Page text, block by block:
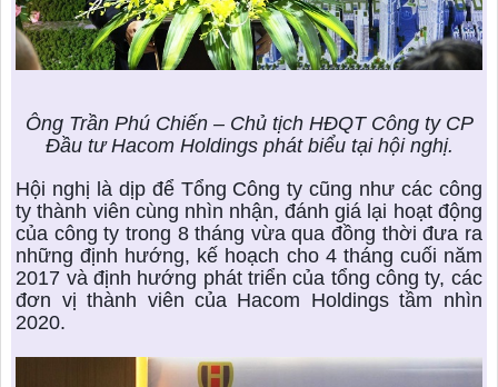
Ông Trần Phú Chiến – Chủ tịch HĐQT Công ty CP
Đầu tư Hacom Holdings phát biểu tại hội nghị.
Hội nghị là dịp để Tổng Công ty cũng như các công
ty thành viên cùng nhìn nhận, đánh giá lại hoạt động
của công ty trong 8 tháng vừa qua đồng thời đưa ra
những định hướng, kế hoạch cho 4 tháng cuối năm
2017 và định hướng phát triển của tổng công ty, các
đơn vị thành viên của Hacom Holdings tầm nhìn
2020.